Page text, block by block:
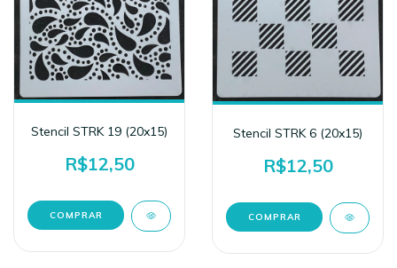
Stencil STRK 19 (20x15)
R$12,50
Stencil STRK 6 (20x15)
R$12,50